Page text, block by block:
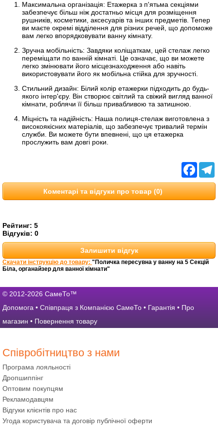
Максимальна організація: Етажерка з п'ятьма секціями
забезпечує більш ніж достатньо місця для розміщення
рушників, косметики, аксесуарів та інших предметів. Тепер
ви маєте окремі відділення для різних речей, що допоможе
вам легко впорядковувати ванну кімнату.
Зручна мобільність: Завдяки коліщаткам, цей стелаж легко
переміщати по ванній кімнаті. Це означає, що ви можете
легко змінювати його місцезнаходження або навіть
використовувати його як мобільна стійка для зручності.
Стильний дизайн: Білий колір етажерки підходить до будь-
якого інтер'єру. Він створює світлий та свіжий вигляд ванної
кімнати, роблячи її більш привабливою та затишною.
Міцність та надійність: Наша полиця-стелаж виготовлена з
високоякісних матеріалів, що забезпечує тривалий термін
служби. Ви можете бути впевнені, що ця етажерка
прослужить вам довгі роки.
Коментарі та відгуки про товар (0)
Рейтинг: 5
Відгуків: 0
Залишити відгук
Скачати інструкцію до товару: "Поличка пересувна у ванну на 5 Секцій
Біла, органайзер для ванної кімнати"
© 2012-2026 СамеТо™
Допомога • Співпраця з Компанією СамеТо • Гарантія • Про
магазин • Повернення товару
Співробітництво з нами
Програма лояльності
Дропшиппінг
Оптовим покупцям
Рекламодавцям
Відгуки клієнтів про нас
Угода користувача та договір публічної оферти